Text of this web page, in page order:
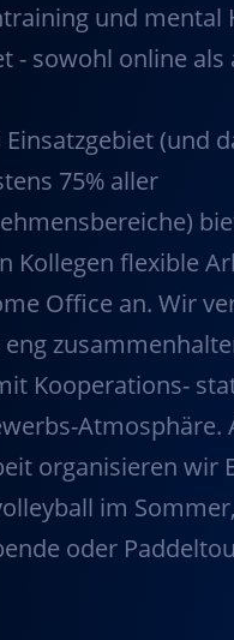
und mental
- sowohl online als
Einsatzgebiet (und
75% aller
Kollegen flexible
Office an. Wir
eng
Kooperations-
Atmosphäre.
organisieren wir
im
oder